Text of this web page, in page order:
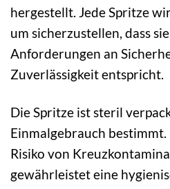
hergestellt. Jede Spritze
um sicherzustellen, dass
Anforderungen an
Zuverlässigkeit entspricht.
Die Spritze ist steril
Einmalgebrauch
Risiko von
gewährleistet eine